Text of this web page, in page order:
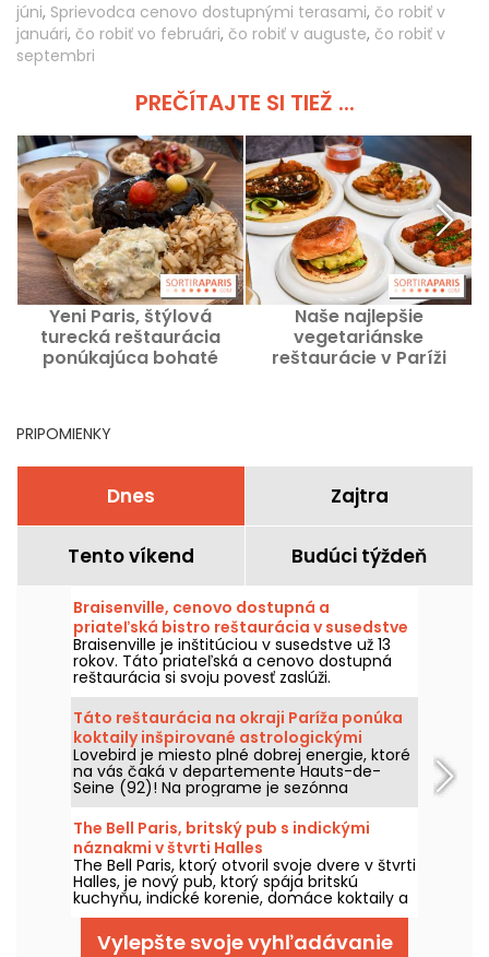
júni, Sprievodca cenovo dostupnými terasami, čo robiť v
januári, čo robiť vo februári, čo robiť v auguste, čo robiť v
septembri
PREČÍTAJTE SI TIEŽ ...
Yeni Paris, štýlová
turecká reštaurácia
ponúkajúca bohaté
Naše najlepšie
vegetariánske
reštaurácie v Paríži
PRIPOMIENKY
Dnes Zajtra
Tento víkend Budúci týždeň
Braisenville, cenovo dostupná a
priateľská bistro reštaurácia v susedstve
Braisenville je inštitúciou v susedstve už 13
rokov. Táto priateľská a cenovo dostupná
reštaurácia si svoju povesť zaslúži.
Táto reštaurácia na okraji Paríža ponúka
koktaily inšpirované astrologickými
znameniami.
Lovebird je miesto plné dobrej energie, ktoré
na vás čaká v departemente Hauts-de-
Seine (92)! Na programe je sezónna
kuchyňa, lahodné tapas a koktaily podľa
vášho astrologického znamenia!
The Bell Paris, britský pub s indickými
náznakmi v štvrti Halles
The Bell Paris, ktorý otvoril svoje dvere v štvrti
Halles, je nový pub, ktorý spája britskú
kuchyňu, indické korenie, domáce koktaily a
remeselné pivá v interiéri od Jima
Hamiltona.
Vylepšte svoje vyhľadávanie